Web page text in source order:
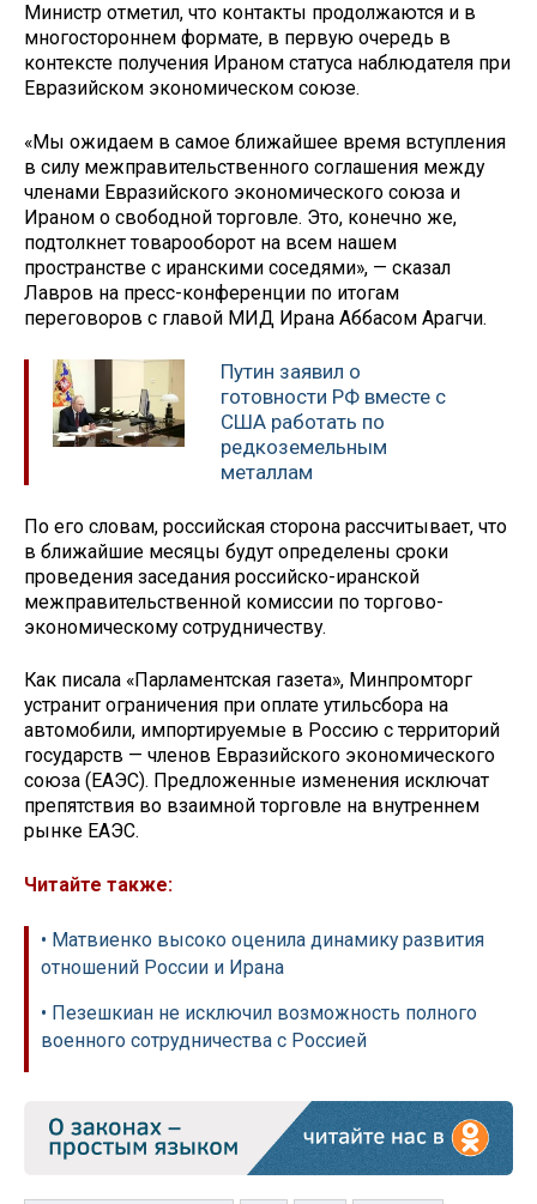
Министр отметил, что контакты продолжаются и в
многостороннем формате, в первую очередь в
контексте получения Ираном статуса наблюдателя при
Евразийском экономическом союзе.
«Мы ожидаем в самое ближайшее время вступления
в силу межправительственного соглашения между
членами Евразийского экономического союза и
Ираном о свободной торговле. Это, конечно же,
подтолкнет товарооборот на всем нашем
пространстве с иранскими соседями», — сказал
Лавров на пресс-конференции по итогам
переговоров с главой МИД Ирана Аббасом Арагчи.
Путин заявил о
готовности РФ вместе с
США работать по
редкоземельным
металлам
По его словам, российская сторона рассчитывает, что
в ближайшие месяцы будут определены сроки
проведения заседания российско-иранской
межправительственной комиссии по торгово-
экономическому сотрудничеству.
Как писала «Парламентская газета», Минпромторг
устранит ограничения при оплате утильсбора на
автомобили, импортируемые в Россию с территорий
государств — членов Евразийского экономического
союза (ЕАЭС). Предложенные изменения исключат
препятствия во взаимной торговле на внутреннем
рынке ЕАЭС.
Читайте также:
• Матвиенко высоко оценила динамику развития
отношений России и Ирана
• Пезешкиан не исключил возможность полного
военного сотрудничества с Россией